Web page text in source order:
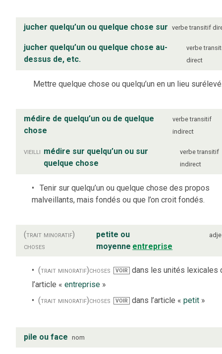
jucher quelqu’un ou quelque chose sur verbe transitif
jucher quelqu’un ou quelque chose au-
dessus de, etc.
verbe
direct
Mettre quelque chose ou quelqu’un en un lieu
médire de quelqu’un ou de quelque
chose
verbe transitif
indirect
vieilli médire sur quelqu’un ou sur
quelque chose
verbe transitif
indirect
Tenir sur quelqu’un ou quelque chose des propos
malveillants, mais fondés ou que l’on croit fondés.
(trait minoratif)
choses
petite ou
moyenne entreprise
(trait minoratif)choses VOIR dans les unités lexicales
l’article « entreprise »
(trait minoratif)choses VOIR dans l’article « petit»
pile ou face nom